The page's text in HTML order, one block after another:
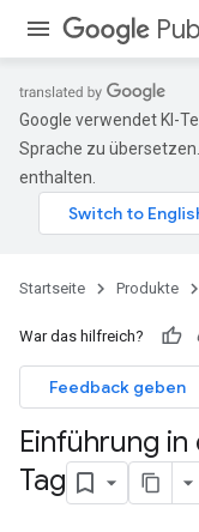
Google verwendet KI-
Sprache zu
enthalten.
Startseite Produkte
War das hilfreich?
Feedback geben
Einführung
Tag